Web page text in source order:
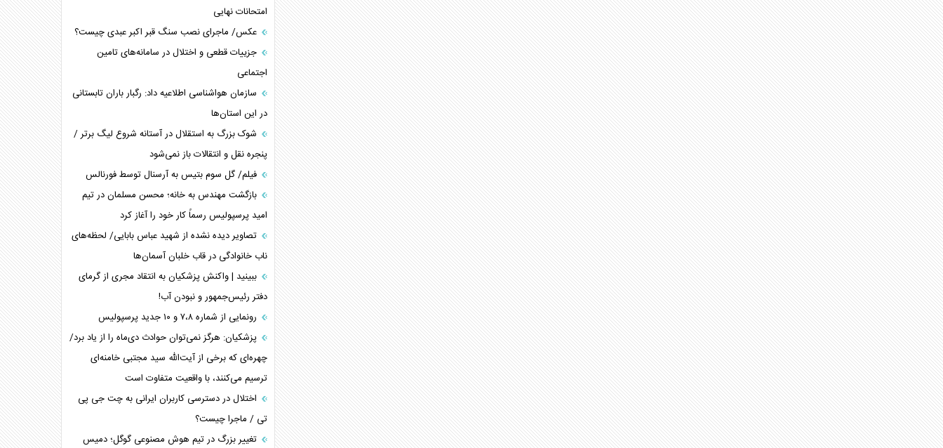
امتحانات نهایی
عکس/ ماجرای نصب سنگ قبر اکبر عبدی چیست؟
جزییات قطعی و اختلال در سامانه‌های تامین
اجتماعی
سازمان هواشناسی اطلاعیه داد: رگبار باران تابستانی
در این استان‌ها
شوک بزرگ به استقلال در آستانه شروع لیگ برتر /
پنجره نقل و انتقالات باز نمی‌شود
فیلم/ گل سوم بتیس به آرسنال توسط فورنالس
بازگشت مهندس به خانه؛ محسن مسلمان در تیم
امید پرسپولیس رسماً کار خود را آغاز کرد
تصاویر دیده نشده از شهید عباس بابایی/ لحظه‌های
ناب خانوادگی در قاب خلبان آسمان‌ها
ببینید | واکنش پزشکیان به انتقاد مجری از گرمای
دفتر رئیس‌جمهور و نبودن آب!
رونمایی از شماره ۷،۸ و ۱۰ جدید پرسپولیس
پزشکیان: هرگز نمی‌توان حوادث دی‌ماه را از یاد برد/
چهره‌ای که برخی از آیت‌الله سید مجتبی خامنه‌ای
ترسیم می‌کنند، با واقعیت متفاوت است
اختلال در دسترسی کاربران ایرانی به چت جی پی
تی / ماجرا چیست؟
تغییر بزرگ در تیم هوش مصنوعی گوگل؛ دمیس